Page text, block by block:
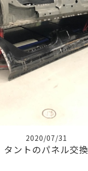
2020/07/31
タントのパネル交換